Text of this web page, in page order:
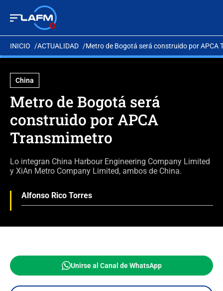
INICIO ACTUALIDAD Metro de Bogotá será construido por APCA
China
Metro de Bogotá será
construido por APCA
Transmimetro
Lo integran China Harbour Engineering Company Limited
y XiAn Metro Company Limited, ambos de China.
Alfonso Rico Torres
Unirse al Canal de WhatsApp